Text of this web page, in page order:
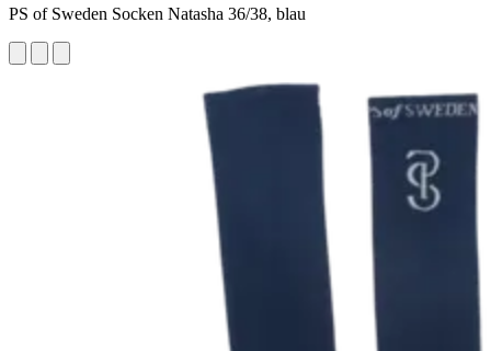
PS of Sweden Socken Natasha 36/38, blau